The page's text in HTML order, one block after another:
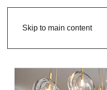
Skip to main content